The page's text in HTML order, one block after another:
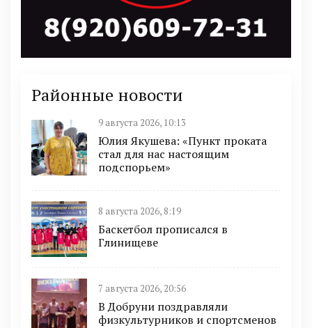
Районные новости
9 августа 2026, 10:13
Юлия Якушева: «Пункт проката
стал для нас настоящим
подспорьем»
8 августа 2026, 8:19
Баскетбол прописался в
Глинищеве
7 августа 2026, 20:56
В Добруни поздравляли
физкультурников и спортсменов